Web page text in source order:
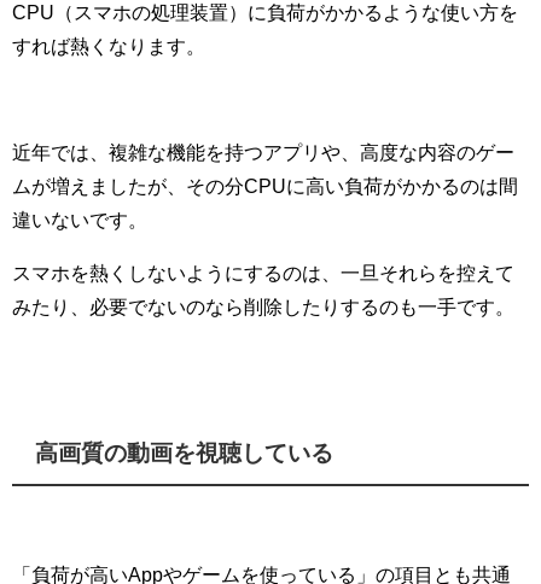
CPU（スマホの処理装置）に負荷がかかるような使い方を
すれば熱くなります。
近年では、複雑な機能を持つアプリや、高度な内容のゲー
ムが増えましたが、その分CPUに高い負荷がかかるのは間
違いないです。
スマホを熱くしないようにするのは、一旦それらを控えて
みたり、必要でないのなら削除したりするのも一手です。
高画質の動画を視聴している
「負荷が高いAppやゲームを使っている」の項目とも共通